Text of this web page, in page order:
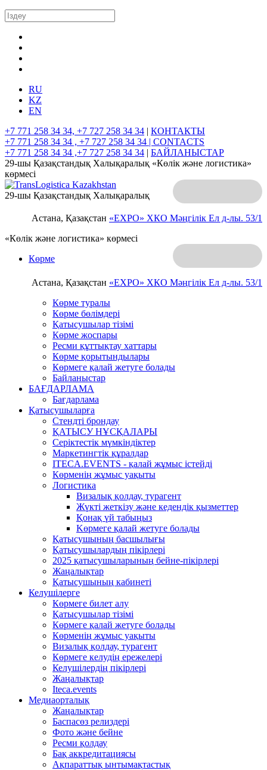
RU
KZ
EN
+7 771 258 34 34, +7 727 258 34 34 | КОНТАКТЫ
+7 771 258 34 34 , +7 727 258 34 34 | CONTACTS
+7 771 258 34 34 ,+7 727 258 34 34 | БАЙЛАНЫСТАР
29-шы Қазақстандық Халықаралық «Көлік және логистика»
көрмесі
Астана, Қазақстан «EXPO» ХКО Мәңгілік Ел д-лы. 53/1
29-шы Қазақстандық Халықаралық
«Көлік және логистика» көрмесі
Астана, Қазақстан «EXPO» ХКО Мәңгілік Ел д-лы. 53/1
Көрме
Көрме туралы
Көрме бөлімдері
Қатысушылар тізімі
Көрме жоспары
Ресми құттықтау хаттары
Көрме қорытындылары
Көрмеге қалай жетуге болады
Байланыстар
БАҒДАРЛАМА
Бағдарлама
Қатысушыларға
Стендті брондау
ҚАТЫСУ НҰСҚАЛАРЫ
Серіктестік мүмкіндіктер
Маркетингтік құралдар
ITECA.EVENTS - қалай жұмыс істейді
Көрменің жұмыс уақыты
Логистика
Визалық қолдау, турагент
Жүкті жеткізу және кедендік қызметтер
Қонақ үй табыңыз
Kөрмеге қалай жетуге болады
Қатысушының басшылығы
Қатысушылардың пікірлері
2025 қатысушыларының бейне-пікірлері
Жаңалықтар
Қатысушының кабинеті
Келушілерге
Көрмеге билет алу
Қатысушылар тізімі
Көрмеге қалай жетуге болады
Көрменің жұмыс уақыты
Визалық қолдау, турагент
Көрмеге келудің ережелері
Келушілердің пікірлері
Жаңалықтар
Iteca.events
Медиаорталық
Жаңалықтар
Баспасөз релиздері
Фото және бейне
Ресми қолдау
Бақ аккредитациясы
Ақпараттық ынтымақтастық